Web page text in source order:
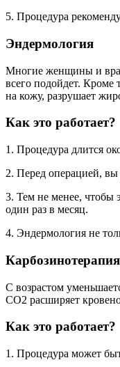
5. Процедура
Эндермология
Многие женщины и
всего подойдет. Кроме
на кожу, разрушает
Как это работает?
1. Процедура длится
2. Перед операцией, вы
3. Тем не менее, чтобы
один раз в месяц.
4. Эндермология не
Карбозинотерапия
С возрастом
СО2 расширяет
Как это работает?
1. Процедура может